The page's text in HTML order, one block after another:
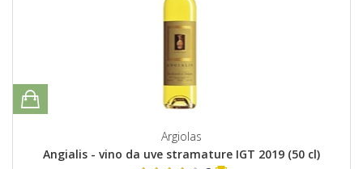
Argiolas
Angialis - vino da uve stramature IGT 2019 (50 cl)